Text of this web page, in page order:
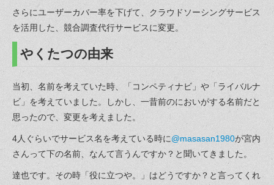
さらにユーザーカバー率を下げて、クラウドソーシングサービス
を活用した、競合調査代行サービスに変更。
やくたつの由来
当初、名前を考えていた時、「コンペティナビ」や「ライバルナ
ビ」を考えていました。しかし、一昔前のにおいがする名前だと
思ったので、変更を考えました。
4人ぐらいでサービス名を考えている時に@masasan1980が宮内
さんって下の名前、なんて言うんですか？と聞いてきました。
達也です。その時「役に立つや。」はどうですか？と言ってくれ